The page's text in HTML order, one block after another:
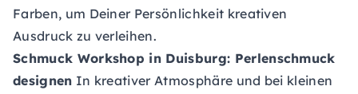
Farben, um Deiner Persönlichkeit kreativen
Ausdruck zu verleihen.
Schmuck Workshop in Duisburg: Perlenschmuck
designen In kreativer Atmosphäre und bei kleinen